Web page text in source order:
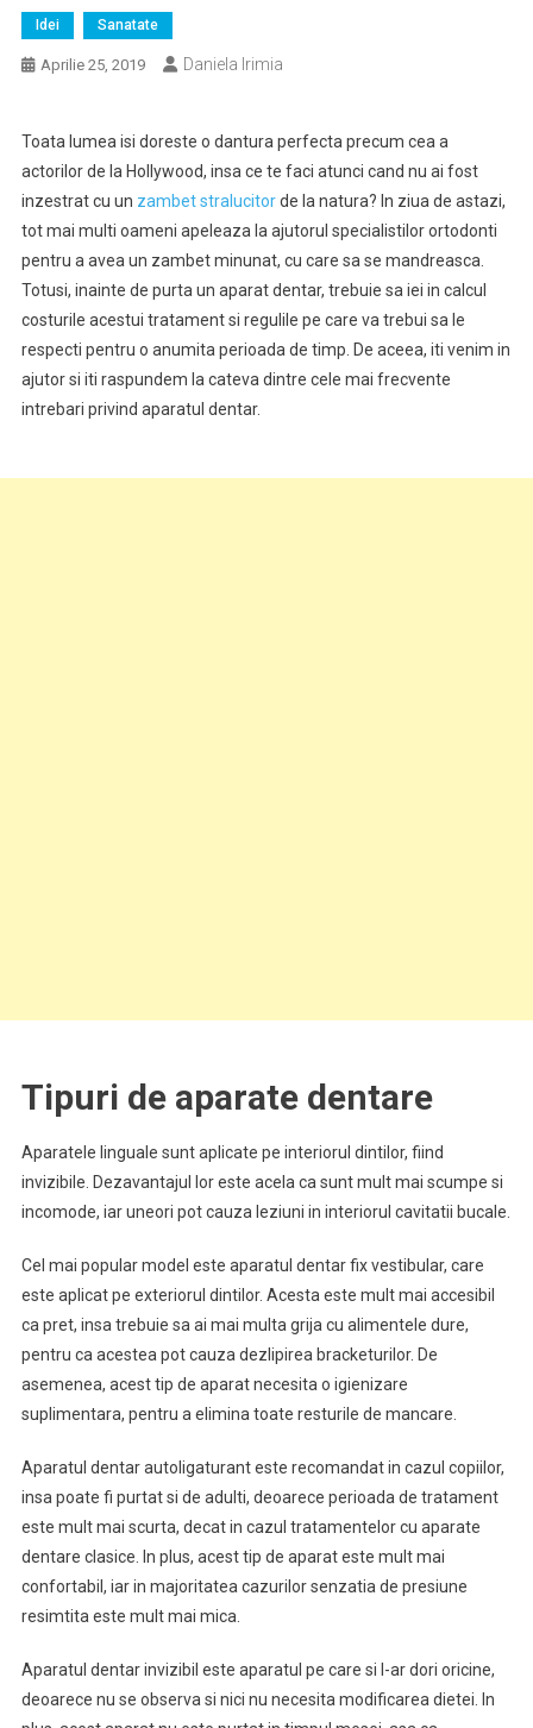
Idei Sanatate
Aprilie 25, 2019 Daniela Irimia
Toata lumea isi doreste o dantura perfecta precum cea a
actorilor de la Hollywood, insa ce te faci atunci cand nu ai fost
inzestrat cu un zambet stralucitorde la natura? In ziua de astazi,
tot mai multi oameni apeleaza la ajutorul specialistilor ortodonti
pentru a avea un zambet minunat, cu care sa se mandreasca.
Totusi, inainte de purta un aparat dentar, trebuie sa iei in calcul
costurile acestui tratament si regulile pe care va trebui sa le
respecti pentru o anumita perioada de timp. De aceea, iti venim in
ajutor si iti raspundem la cateva dintre cele mai frecvente
intrebari privind aparatul dentar.
Tipuri de aparate dentare
Aparatele linguale sunt aplicate pe interiorul dintilor, fiind
invizibile. Dezavantajul lor este acela ca sunt mult mai scumpe si
incomode, iar uneori pot cauza leziuni in interiorul cavitatii bucale.
Cel mai popular model este aparatul dentar fix vestibular, care
este aplicat pe exteriorul dintilor. Acesta este mult mai accesibil
ca pret, insa trebuie sa ai mai multa grija cu alimentele dure,
pentru ca acestea pot cauza dezlipirea bracketurilor. De
asemenea, acest tip de aparat necesita o igienizare
suplimentara, pentru a elimina toate resturile de mancare.
Aparatul dentar autoligaturant este recomandat in cazul copiilor,
insa poate fi purtat si de adulti, deoarece perioada de tratament
este mult mai scurta, decat in cazul tratamentelor cu aparate
dentare clasice. In plus, acest tip de aparat este mult mai
confortabil, iar in majoritatea cazurilor senzatia de presiune
resimtita este mult mai mica.
Aparatul dentar invizibil este aparatul pe care si l-ar dori oricine,
deoarece nu se observa si nici nu necesita modificarea dietei. In